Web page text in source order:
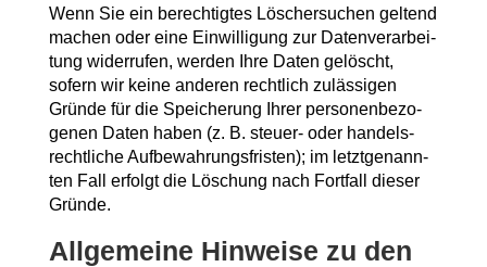
Wenn Sie ein berech­tig­tes Löscher­su­chen gel­tend
machen oder eine Ein­wil­li­gung zur Daten­ver­ar­bei­
tung wider­ru­fen, wer­den Ihre Daten gelöscht,
sofern wir kei­ne ande­ren recht­lich zuläs­si­gen
Grün­de für die Spei­che­rung Ihrer per­so­nen­be­zo­
ge­nen Daten haben (z. B. steu­er- oder han­dels­
recht­li­che Auf­be­wah­rungs­fris­ten); im letzt­ge­nann­
ten Fall erfolgt die Löschung nach Fort­fall die­ser
Gründe.
All­ge­mei­ne Hin­wei­se zu den